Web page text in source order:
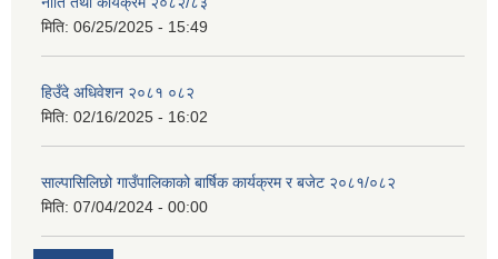
मिति: 06/25/2025 - 15:49
हिउँदे अधिवेशन २०८१ ०८२
मिति: 02/16/2025 - 16:02
साल्पासिलिछो गाउँपालिकाको बार्षिक कार्यक्रम र बजेट २०८१/०८२
मिति: 07/04/2024 - 00:00